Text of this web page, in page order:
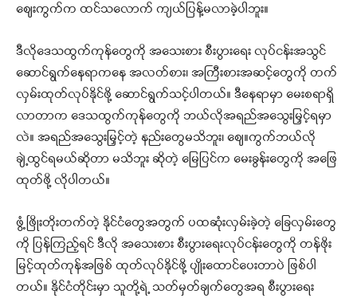
ဈေးကွက်က ထင်သလောက် ကျယ်ပြန့်မလာခဲ့ပါဘူး။
ဒီလိုဒေသထွက်ကုန်တွေကို အသေးစား စီးပွားရေး လုပ်ငန်းအသွင်
ဆောင်ရွက်နေရာကနေ အလတ်စား၊ အကြီးစားအဆင့်တွေကို တက်
လှမ်းထုတ်လုပ်နိုင်ဖို့ ဆောင်ရွက်သင့်ပါတယ်။ ဒီနေရာမှာ မေးစရာရှိ
လာတာက ဒေသထွက်ကုန်တွေကို ဘယ်လိုအရည်အသွေးမြှင့်ရမှာ
လဲ။ အရည်အသွေးမြှင့်တဲ့ နည်းတွေမသိဘူး၊ ဈေ။ကွက်ဘယ်လို
ချဲ့ထွင်ရမယ်ဆိုတာ မသိဘူး ဆိုတဲ့ မြေပြင်က မေးခွန်းတွေကို အဖြေ
ထုတ်ဖို့ လိုပါတယ်။
ဖွံ့ဖြိုးတိုးတက်တဲ့ နိုင်ငံတွေအတွက် ပထဆုံးလှမ်းခဲ့တဲ့ ခြေလှမ်းတွေ
ကို ပြန်ကြည့်ရင် ဒီလို အသေးစား စီးပွားရေးလုပ်ငန်းတွေကို တန်ဖိုး
မြင့်ထုတ်ကုန်အဖြစ် ထုတ်လုပ်နိုင်ဖို့ ပျိုးထောင်ပေးတာပဲ ဖြစ်ပါ
တယ်။ နိုင်ငံတိုင်းမှာ သူတို့ရဲ့ သတ်မှတ်ချက်တွေအရ စီးပွားရေး